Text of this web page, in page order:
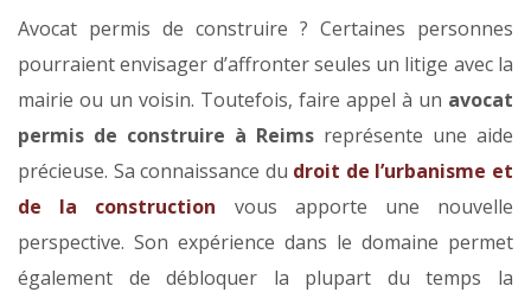
Avocat permis de construire ? Certaines personnes
pourraient envisager d’affronter seules un litige avec la
mairie ou un voisin. Toutefois, faire appel à un avocat
permis de construire à Reims représente une aide
précieuse. Sa connaissance du droit de l’urbanisme et
de la construction vous apporte une nouvelle
perspective. Son expérience dans le domaine permet
également de débloquer la plupart du temps la